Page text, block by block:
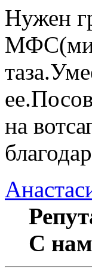
Нужен
на
С